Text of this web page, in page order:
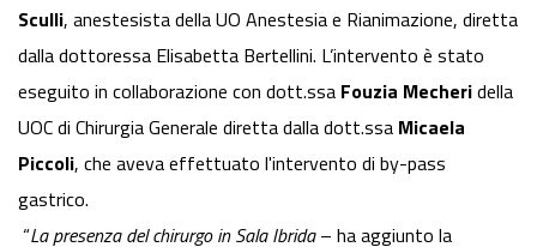
Sculli, anestesista della UO Anestesia e Rianimazione, diretta
dalla dottoressa Elisabetta Bertellini. L’intervento è stato
eseguito in collaborazione con dott.ssa Fouzia Mecheridella
UOC di Chirurgia Generale diretta dalla dott.ssa Micaela
Piccoli, che aveva effettuato l'intervento di by-pass
gastrico.
“La presenza del chirurgo in Sala Ibrida– ha aggiunto la